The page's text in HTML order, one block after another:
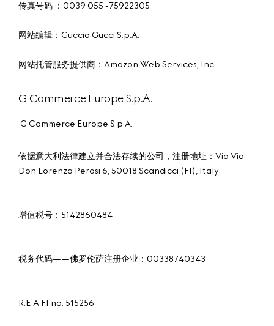
传真号码 ：0039 055 -75922305
网站编辑：Guccio Gucci S.p.A.
网站托管服务提供商：Amazon Web Services, Inc.
G Commerce Europe S.p.A.
G Commerce Europe S.p.A.
依据意大利法律建立并合法存续的公司，注册地址：Via Via
Don Lorenzo Perosi 6, 50018 Scandicci (FI), Italy
增值税号：5142860484
税务代码——佛罗伦萨注册企业：00338740343
R.E.A.FI no. 515256